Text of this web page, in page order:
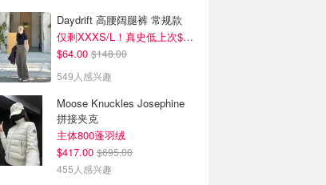
Daydrift 高腰阔腿裤 常规款
仅剩XXXS/L！真史低上次$114
$64.00 $148.00
549人感兴趣
Moose Knuckles Josephine
拼接夹克
主体800蓬羽绒
$417.00 $695.00
455人感兴趣